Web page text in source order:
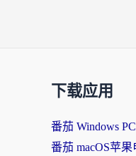
下载应用
番茄 Windows
番茄 macOS苹果